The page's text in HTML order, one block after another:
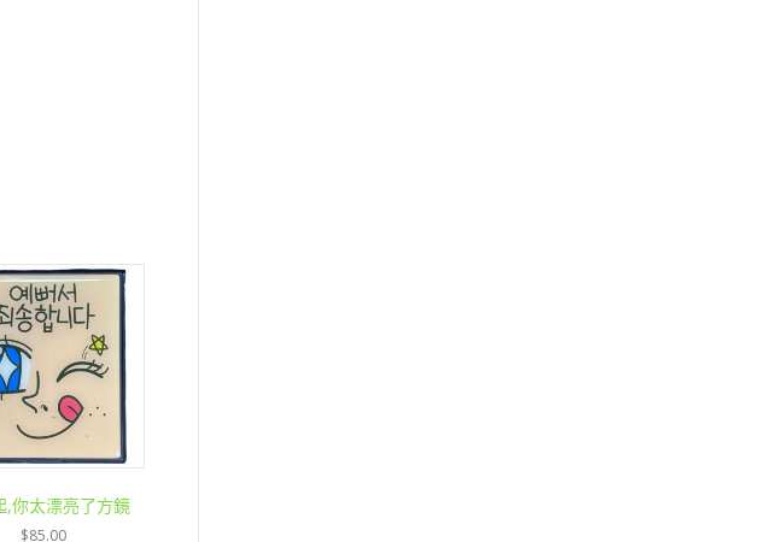
,你太漂亮了方鏡
$85.00